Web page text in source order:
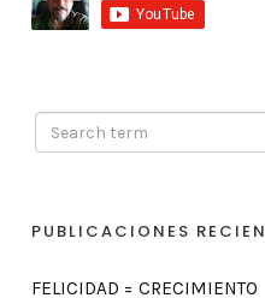
PUBLICACIONES
FELICIDAD = CRECIMIENTO